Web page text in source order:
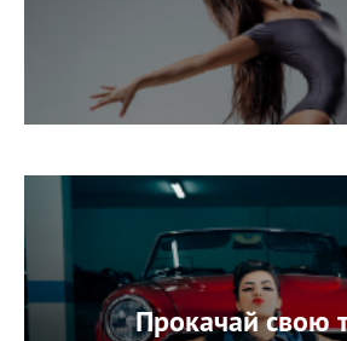
Прокачай свою